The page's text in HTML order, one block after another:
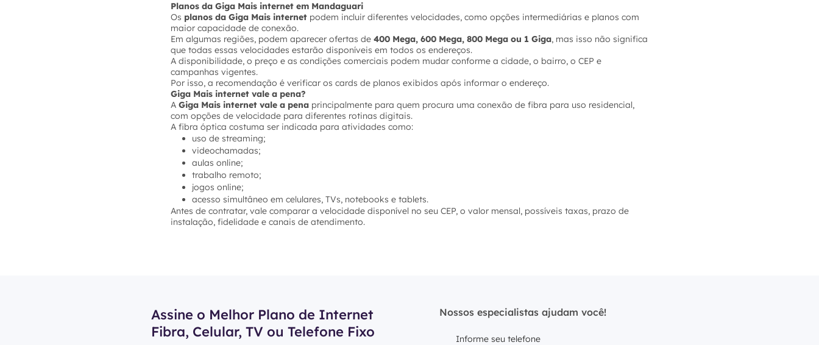
Planos da Giga Mais internet em Mandaguari
Os planos da Giga Mais internet podem incluir diferentes velocidades, como opções intermediárias e planos com
maior capacidade de conexão.
Em algumas regiões, podem aparecer ofertas de 400 Mega, 600 Mega, 800 Mega ou 1 Giga, mas isso não significa
que todas essas velocidades estarão disponíveis em todos os endereços.
A disponibilidade, o preço e as condições comerciais podem mudar conforme a cidade, o bairro, o CEP e
campanhas vigentes.
Por isso, a recomendação é verificar os cards de planos exibidos após informar o endereço.
Giga Mais internet vale a pena?
A Giga Mais internet vale a pena principalmente para quem procura uma conexão de fibra para uso residencial,
com opções de velocidade para diferentes rotinas digitais.
A fibra óptica costuma ser indicada para atividades como:
uso de streaming;
videochamadas;
aulas online;
trabalho remoto;
jogos online;
acesso simultâneo em celulares, TVs, notebooks e tablets.
Antes de contratar, vale comparar a velocidade disponível no seu CEP, o valor mensal, possíveis taxas, prazo de
instalação, fidelidade e canais de atendimento.
Assine o Melhor Plano de Internet
Fibra, Celular, TV ou Telefone Fixo
Nossos especialistas ajudam você!
Informe seu telefone